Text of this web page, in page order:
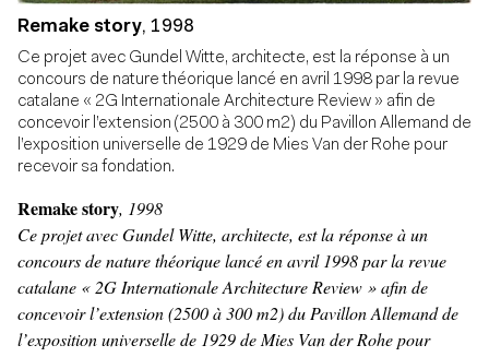
Remake story, 1998
Ce projet avec Gundel Witte, architecte, est la réponse à un
concours de nature théorique lancé en avril 1998 par la revue
catalane « 2G Internationale Architecture Review » afin de
concevoir l’extension (2500 à 300 m2) du Pavillon Allemand de
l’exposition universelle de 1929 de Mies Van der Rohe pour
recevoir sa fondation.
Remake story, 1998
Ce projet avec Gundel Witte, architecte, est la réponse à un
concours de nature théorique lancé en avril 1998 par la revue
catalane « 2G Internationale Architecture Review » afin de
concevoir l’extension (2500 à 300 m2) du Pavillon Allemand de
l’exposition universelle de 1929 de Mies Van der Rohe pour